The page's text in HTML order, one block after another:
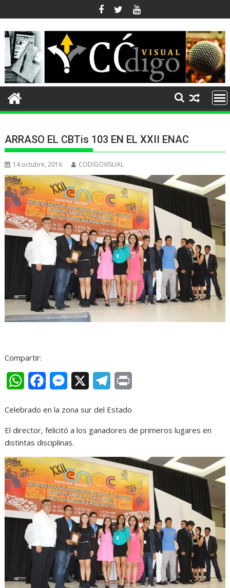
al
contenido
ARRASO EL CBTis 103 EN EL XXII ENAC
14 octubre, 2016 CODIGOVISUAL
Compartir:
W
a
t
A
p
p
c
e
o
o
k
M
s
s
n
g
e
r
l
e
r
a
m
n
Celebrado en la zona sur del Estado
El director, felicitó a los ganadores de primeros lugares en
distintas disciplinas.